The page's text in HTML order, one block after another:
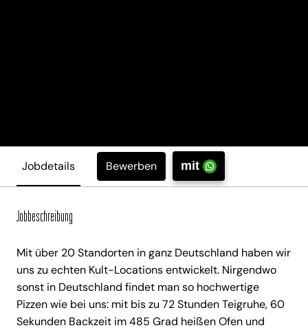
Jobdetails Bewerben mit
Jobbeschreibung
Mit über 20 Standorten in ganz Deutschland haben wir
uns zu echten Kult-Locations entwickelt. Nirgendwo
sonst in Deutschland findet man so hochwertige
Pizzen wie bei uns: mit bis zu 72 Stunden Teigruhe, 60
Sekunden Backzeit im 485 Grad heißen Ofen und